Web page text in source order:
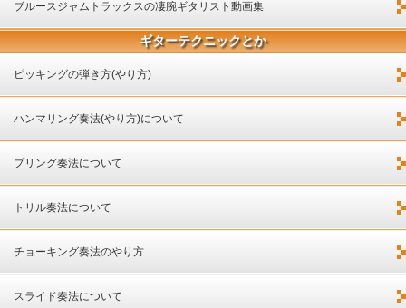
ブルースジャムトラックスの凄腕ギタリスト動画集
ギターテクニックとか
ピッキングの弾き方(やり方)
ハンマリング奏法(やり方)について
プリング奏法について
トリル奏法について
チョーキング奏法のやり方
スライド奏法について